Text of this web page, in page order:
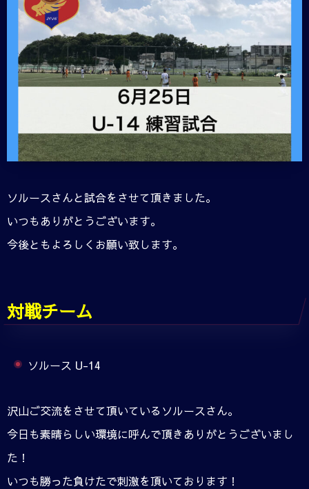
ソルースさんと試合をさせて頂きました。
いつもありがとうございます。
今後ともよろしくお願い致します。
対戦チーム
ソルース U-14
沢山ご交流をさせて頂いているソルースさん。
今日も素晴らしい環境に呼んで頂きありがとうございまし
た！
いつも勝った負けたで刺激を頂いております！